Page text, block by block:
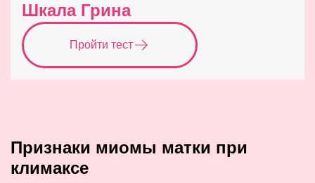
Шкала Грина
Пройти тест
Признаки миомы матки при
климаксе